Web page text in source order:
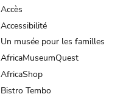
Accès
Accessibilité
Un musée pour les familles
AfricaMuseumQuest
AfricaShop
Bistro Tembo